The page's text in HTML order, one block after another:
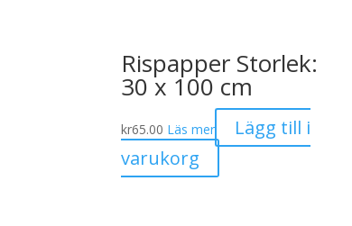
Rispapper Storlek:
30 x 100 cm
kr65.00 Läs mer
Lägg till i
varukorg